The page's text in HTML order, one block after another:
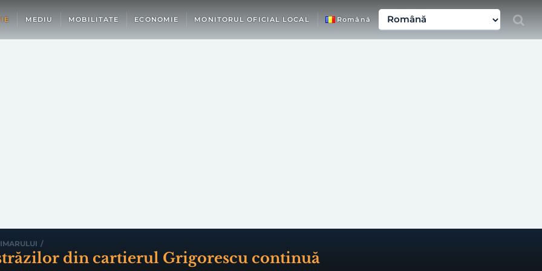
MEDIU MOBILITATE ECONOMIE MONITORUL OFICIAL LOCAL Română
/
din cartierul Grigorescu continuă